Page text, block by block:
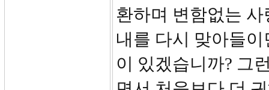
환하며 변함없는
내를 다시 맞아들
이 있겠습니까? 그